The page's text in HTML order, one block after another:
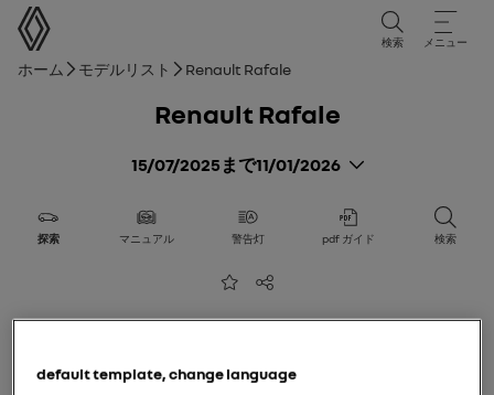
ユーザーマニュアル
検索 メニュー
パンくずリスト
ホーム モデルリスト Renault Rafale
Renault Rafale
15/07/2025まで11/01/2026
探索 マニュアル 警告灯 pdf ガイド 検索
お気に入りに追加
共有
default template, change language